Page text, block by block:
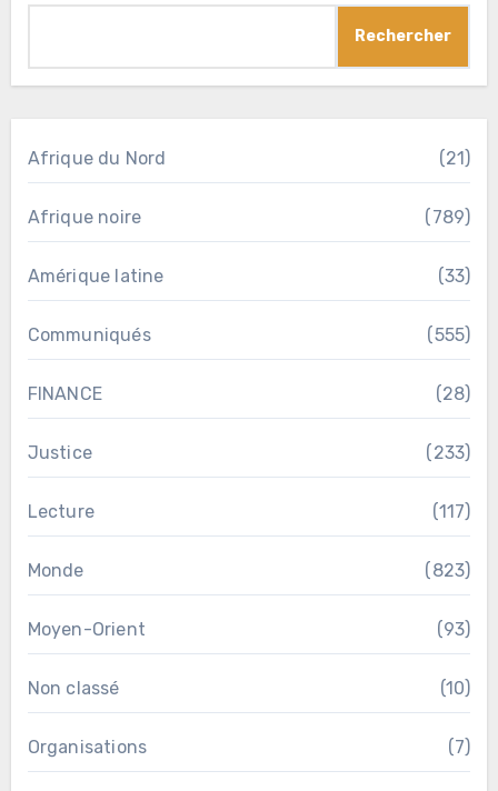
Rechercher
Afrique du Nord (21)
Afrique noire (789)
Amérique latine (33)
Communiqués (555)
FINANCE (28)
Justice (233)
Lecture (117)
Monde (823)
Moyen-Orient (93)
Non classé (10)
Organisations (7)